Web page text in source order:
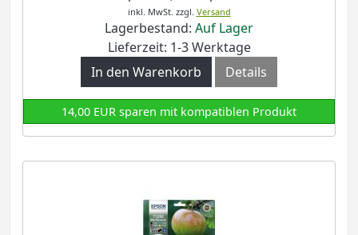
inkl. MwSt. zzgl. Versand
Lagerbestand: Auf Lager
Lieferzeit: 1-3 Werktage
In den Warenkorb
Details
14,00 EUR sparen mit kompatiblen Produkt